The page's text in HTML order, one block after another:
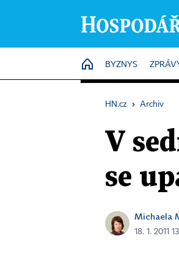
HOME
BYZNYS
HN.cz › Archiv
V
se
Michaela
18. 1. 2011